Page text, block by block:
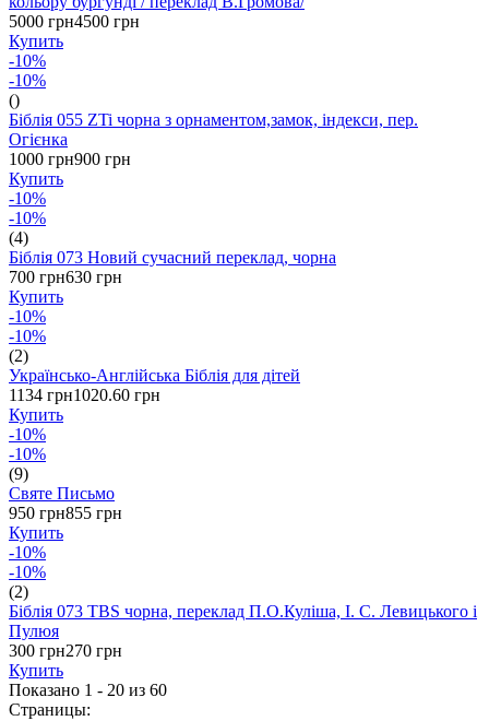
5000 грн4500 грн
Купить
-10%
-10%
()
Біблія 055 ZTi чорна з орнаментом,замок, індекси, пер.
Огієнка
1000 грн900 грн
Купить
-10%
-10%
(4)
Біблія 073 Новий сучасний переклад, чорна
700 грн630 грн
Купить
-10%
-10%
(2)
Українсько-Англійська Біблія для дітей
1134 грн1020.60 грн
Купить
-10%
-10%
(9)
Святе Письмо
950 грн855 грн
Купить
-10%
-10%
(2)
Біблія 073 TBS чорна, переклад П.О.Куліша, І. С. Левицького і
Пулюя
300 грн270 грн
Купить
Показано 1 - 20 из 60
Страницы: